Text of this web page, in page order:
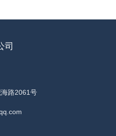
司
路2061号